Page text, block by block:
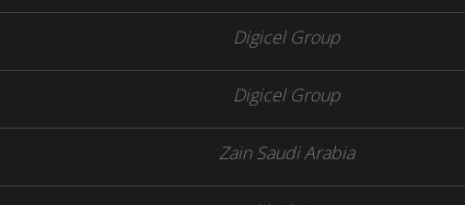
Digicel Group
Digicel Group
Zain Saudi Arabia